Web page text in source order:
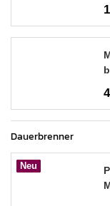
Dauerbrenner
Neu